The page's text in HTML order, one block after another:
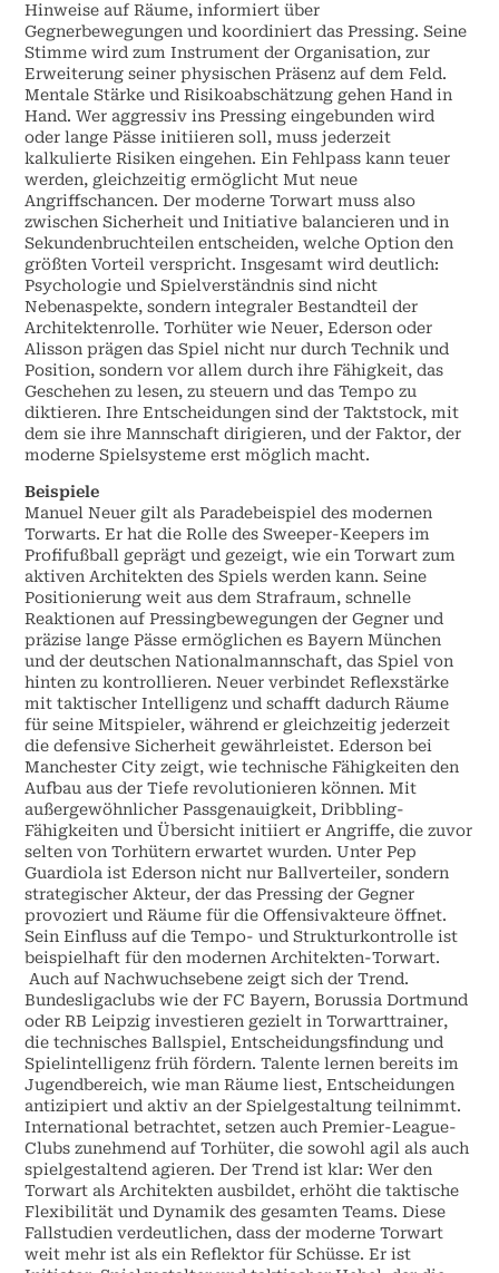
Hinweise auf Räume, informiert über
Gegnerbewegungen und koordiniert das Pressing. Seine
Stimme wird zum Instrument der Organisation, zur
Erweiterung seiner physischen Präsenz auf dem Feld.
Mentale Stärke und Risikoabschätzung gehen Hand in
Hand. Wer aggressiv ins Pressing eingebunden wird
oder lange Pässe initiieren soll, muss jederzeit
kalkulierte Risiken eingehen. Ein Fehlpass kann teuer
werden, gleichzeitig ermöglicht Mut neue
Angriffschancen. Der moderne Torwart muss also
zwischen Sicherheit und Initiative balancieren und in
Sekundenbruchteilen entscheiden, welche Option den
größten Vorteil verspricht. Insgesamt wird deutlich:
Psychologie und Spielverständnis sind nicht
Nebenaspekte, sondern integraler Bestandteil der
Architektenrolle. Torhüter wie Neuer, Ederson oder
Alisson prägen das Spiel nicht nur durch Technik und
Position, sondern vor allem durch ihre Fähigkeit, das
Geschehen zu lesen, zu steuern und das Tempo zu
diktieren. Ihre Entscheidungen sind der Taktstock, mit
dem sie ihre Mannschaft dirigieren, und der Faktor, der
moderne Spielsysteme erst möglich macht.
Beispiele
Manuel Neuer gilt als Paradebeispiel des modernen
Torwarts. Er hat die Rolle des Sweeper-Keepers im
Profifußball geprägt und gezeigt, wie ein Torwart zum
aktiven Architekten des Spiels werden kann. Seine
Positionierung weit aus dem Strafraum, schnelle
Reaktionen auf Pressingbewegungen der Gegner und
präzise lange Pässe ermöglichen es Bayern München
und der deutschen Nationalmannschaft, das Spiel von
hinten zu kontrollieren. Neuer verbindet Reflexstärke
mit taktischer Intelligenz und schafft dadurch Räume
für seine Mitspieler, während er gleichzeitig jederzeit
die defensive Sicherheit gewährleistet. Ederson bei
Manchester City zeigt, wie technische Fähigkeiten den
Aufbau aus der Tiefe revolutionieren können. Mit
außergewöhnlicher Passgenauigkeit, Dribbling-
Fähigkeiten und Übersicht initiiert er Angriffe, die zuvor
selten von Torhütern erwartet wurden. Unter Pep
Guardiola ist Ederson nicht nur Ballverteiler, sondern
strategischer Akteur, der das Pressing der Gegner
provoziert und Räume für die Offensivakteure öffnet.
Sein Einfluss auf die Tempo- und Strukturkontrolle ist
beispielhaft für den modernen Architekten-Torwart.
Auch auf Nachwuchsebene zeigt sich der Trend.
Bundesligaclubs wie der FC Bayern, Borussia Dortmund
oder RB Leipzig investieren gezielt in Torwarttrainer,
die technisches Ballspiel, Entscheidungsfindung und
Spielintelligenz früh fördern. Talente lernen bereits im
Jugendbereich, wie man Räume liest, Entscheidungen
antizipiert und aktiv an der Spielgestaltung teilnimmt.
International betrachtet, setzen auch Premier-League-
Clubs zunehmend auf Torhüter, die sowohl agil als auch
spielgestaltend agieren. Der Trend ist klar: Wer den
Torwart als Architekten ausbildet, erhöht die taktische
Flexibilität und Dynamik des gesamten Teams. Diese
Fallstudien verdeutlichen, dass der moderne Torwart
weit mehr ist als ein Reflektor für Schüsse. Er ist